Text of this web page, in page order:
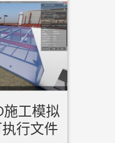
工模拟
行文件